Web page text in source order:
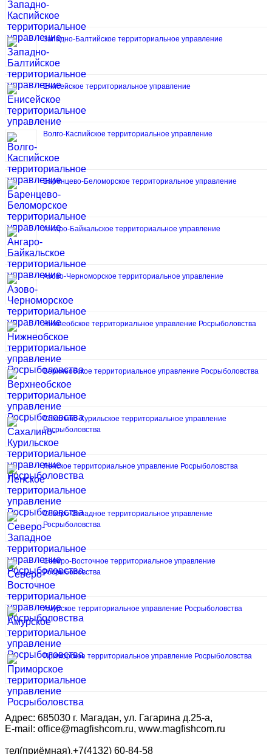
Западно-Балтийское территориальное управление
Енисейское территориальное управление
Волго-Каспийское территориальное управление
Баренцево-Беломорское территориальное управление
Ангаро-Байкальское территориальное управление
Азово-Черноморское территориальное управление
Нижнеобское территориальное управление Росрыболовства
Верхнеобское территориальное управление Росрыболовства
Сахалино-Курильское территориальное управление
Росрыболовства
Ленское территориальное управление Росрыболовства
Северо-Западное территориальное управление
Росрыболовства
Северо-Восточное территориальное управление
Росрыболовства
Амурское территориальное управление Росрыболовства
Приморское территориальное управление Росрыболовства
Адрес: 685030 г. Магадан, ул. Гагарина д.25-а,
E-mail: office@magfishcom.ru, www.magfishcom.ru
тел(приёмная).+7(4132) 60-84-58